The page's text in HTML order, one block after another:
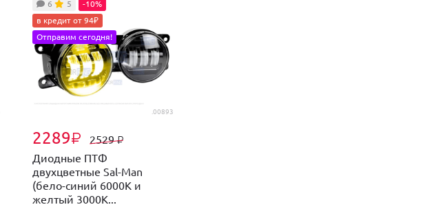
.00893
2289₽ 2529₽
6 5
-10%
в кредит от 94₽
Отправим сегодня!
Диодные ПТФ
двухцветные Sal-Man
(бело-синий 6000К и
желтый 3000К...